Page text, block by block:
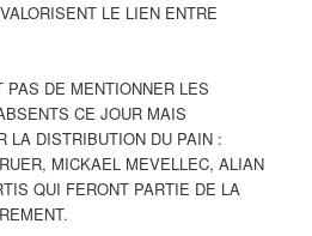
LE LIEN ENTRE
PAS DE MENTIONNER LES
CE JOUR MAIS
LA DISTRIBUTION DU PAIN :
MICKAEL MEVELLEC, ALIAN
QUI FERONT PARTIE DE LA